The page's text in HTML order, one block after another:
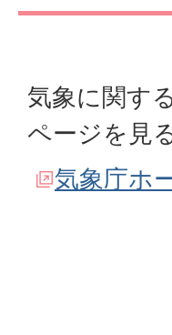
気象に関す
ページを見
気象庁ホ